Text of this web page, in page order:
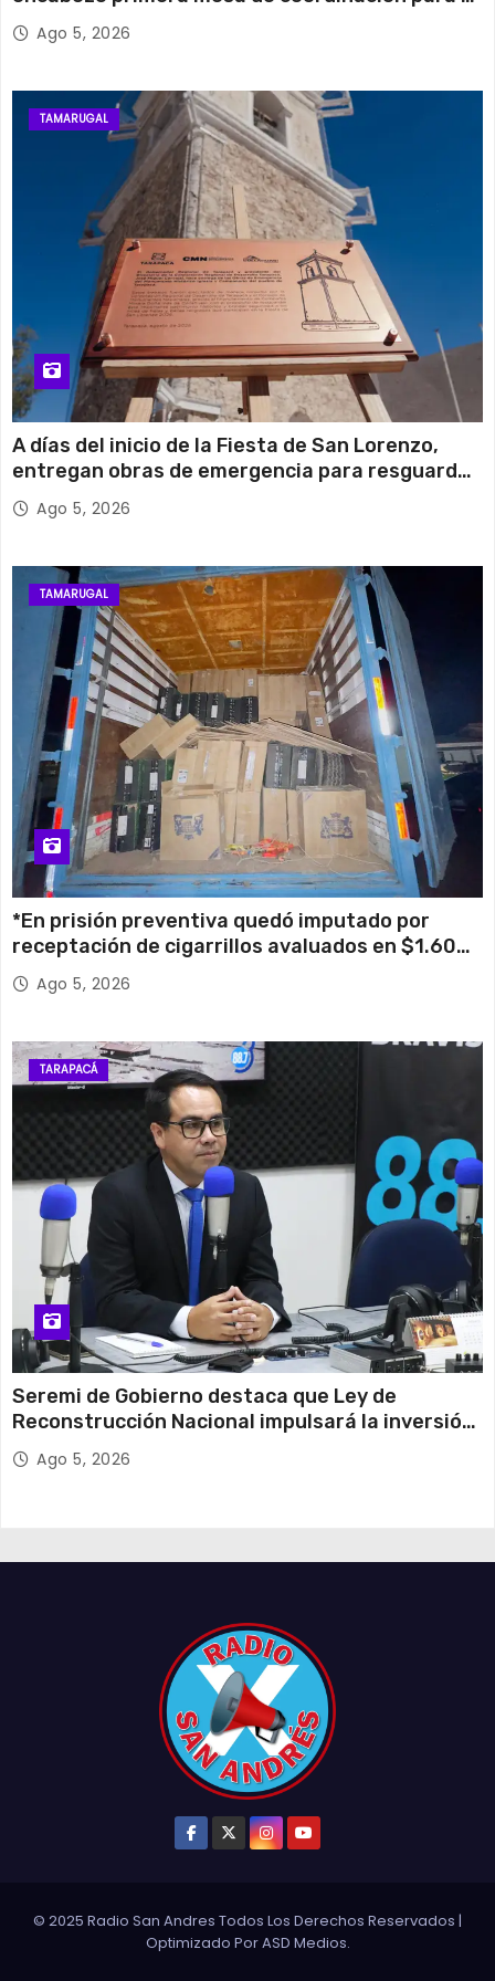
retiro de cables en desuso en Iquique
Ago 5, 2026
TAMARUGAL
A días del inicio de la Fiesta de San Lorenzo,
entregan obras de emergencia para resguardar
su histórico campanario
Ago 5, 2026
TAMARUGAL
*En prisión preventiva quedó imputado por
receptación de cigarrillos avaluados en $1.600
millones*
Ago 5, 2026
TARAPACÁ
Seremi de Gobierno destaca que Ley de
Reconstrucción Nacional impulsará la inversión
y el empleo en Tarapacá
Ago 5, 2026
© 2025 Radio San Andres Todos Los Derechos Reservados |
Optimizado PorASD Medios.